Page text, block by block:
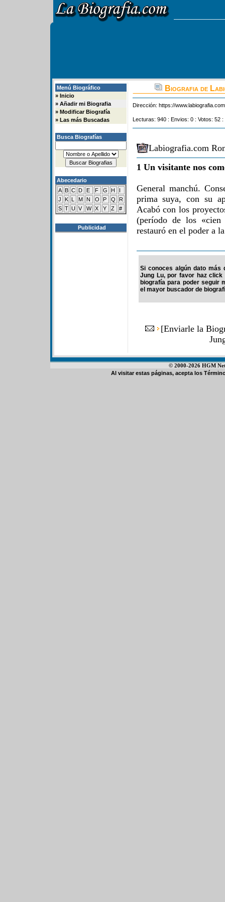
Menú Biográfico
» Inicio
» Añadir mi Biografia
» Modificar Biografía
» Las más Buscadas
Busca Biografías
Abecedario
A B C D E F G H
I
J
K L M N O P Q
R
S T U V W X Y Z #
Publicidad
Biografia de
Dirección: https://
Lecturas: 940 : Envios: 0 : Votos: 52
Labiografia.com
1 Un visitante nos
General manchú.
prima suya, con su
Acabó con los
(período de los
restauró en el poder a
Si conoces algún dato más
Jung Lu, por favor haz
biografía para poder seguir
el mayor buscador de
[Enviarle la
© 2000-2026 HGM
Al visitar estas páginas, acepta los